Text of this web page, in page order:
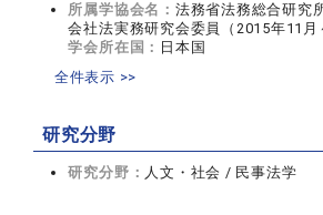
所属学協会名： 法務省法務総合研
会社法実務研究会委員（2015年11月
学会所在国： 日本国
全件表示 >>
研究分野
研究分野： 人文・社会 / 民事法学